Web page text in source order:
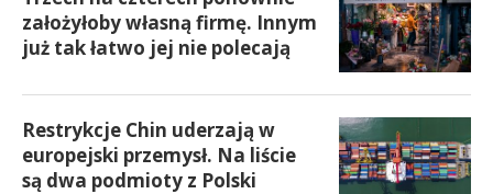
założyłoby własną firmę. Innym
już tak łatwo jej nie polecają
Restrykcje Chin uderzają w
europejski przemysł. Na liście
są dwa podmioty z Polski